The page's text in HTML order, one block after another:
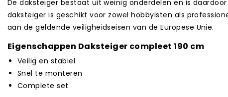
De daksteiger bestaat uit weinig onderdelen en is
daksteiger is geschikt voor zowel hobbyisten als
aan de geldende veiligheidseisen van de Europese Unie.
Eigenschappen Daksteiger compleet 190 cm
Veilig en stabiel
Snel te monteren
Complete set